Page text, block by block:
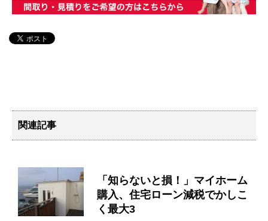
関連記事
「知らないと損！」マイホーム
購入、住宅ローン減税でかしこ
く最大3